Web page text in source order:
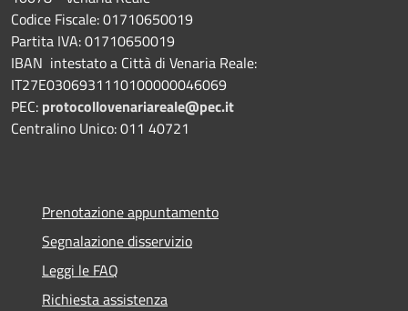
Codice Fiscale: 01710650019
Partita IVA: 01710650019
IBAN intestato a Città di Venaria Reale:
IT27E0306931110100000046069
PEC: protocollovenariareale@pec.it
Centralino Unico: 011 40721
Prenotazione appuntamento
Segnalazione disservizio
Leggi le FAQ
Richiesta assistenza